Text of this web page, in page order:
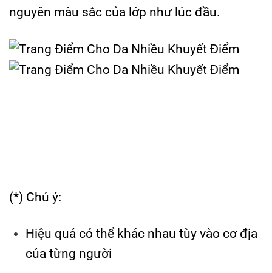
nguyên màu sắc của lớp như lúc đầu.
(*) Chú ý:
Hiệu quả có thể khác nhau tùy vào cơ địa
của từng người